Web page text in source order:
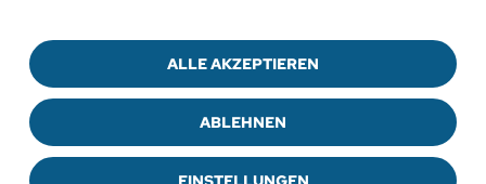
ABLEHNEN
ALLE AKZEPTIEREN